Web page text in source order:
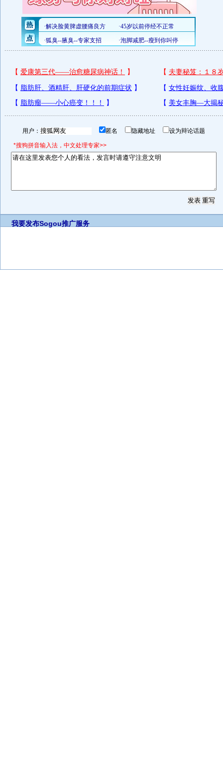
用户： 匿名 隐藏地址 设为辩论话题
*搜狗拼音输入法，中文处理专家>>
我要发布Sogou推广服务